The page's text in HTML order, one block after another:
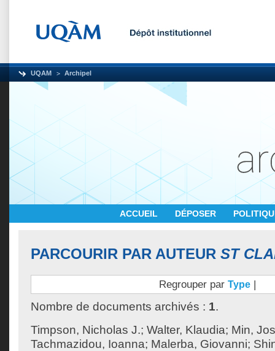
UQAM Archipel
ACCUEIL DÉPOSER
PARCOURIR PAR AUTEUR ST
Regrouper par Type |
Nombre de documents archivés : 1.
Timpson, Nicholas J.; Walter, Klaudia; Min,
Tachmazidou, Ioanna; Malerba, Giovanni;